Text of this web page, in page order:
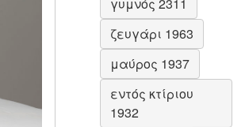
γυμνός 2311
ζευγάρι 1963
μαύρος 1937
εντός κτίριου
1932